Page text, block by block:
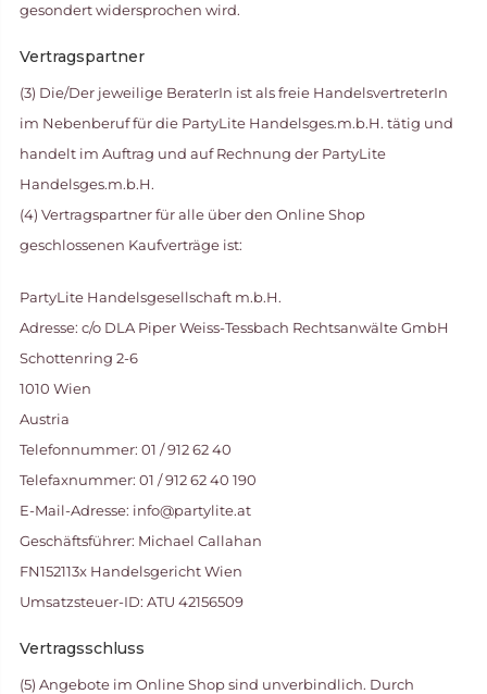
gesondert widersprochen wird.
Vertragspartner
(3) Die/Der jeweilige BeraterIn ist als freie HandelsvertreterIn
im Nebenberuf für die PartyLite Handelsges.m.b.H. tätig und
handelt im Auftrag und auf Rechnung der PartyLite
Handelsges.m.b.H.
(4) Vertragspartner für alle über den Online Shop
geschlossenen Kaufverträge ist:
PartyLite Handelsgesellschaft m.b.H.
Adresse: c/o DLA Piper Weiss-Tessbach Rechtsanwälte GmbH
Schottenring 2-6
1010 Wien
Austria
Telefonnummer: 01 / 912 62 40
Telefaxnummer: 01 / 912 62 40 190
E-Mail-Adresse: info@partylite.at
Geschäftsführer: Michael Callahan
FN152113x Handelsgericht Wien
Umsatzsteuer-ID: ATU 42156509
Vertragsschluss
(5) Angebote im Online Shop sind unverbindlich. Durch